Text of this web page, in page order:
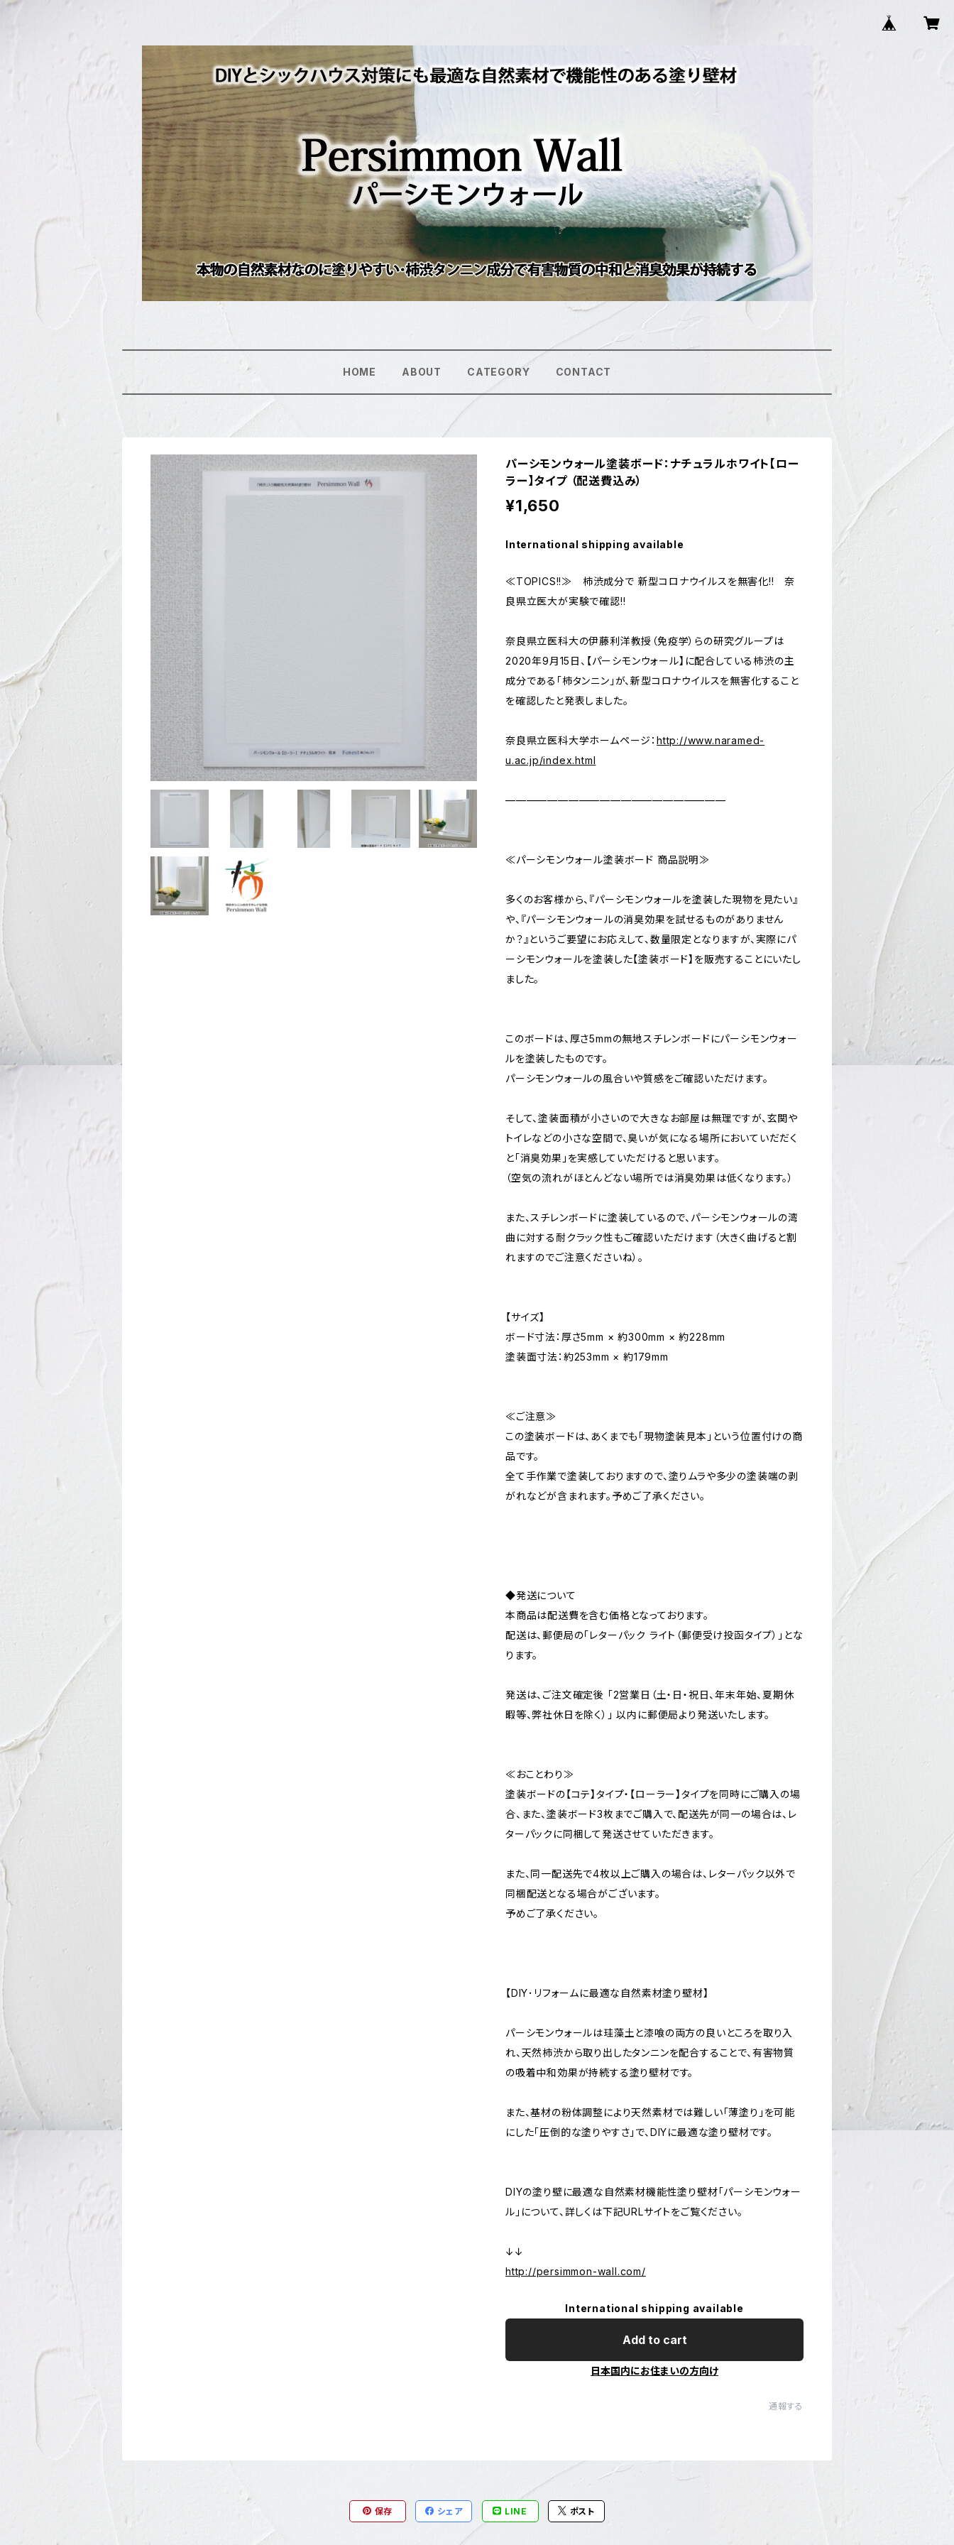
HOME ABOUT CATEGORY CONTACT
パーシモンウォール塗装ボード：ナチュラルホワイト【ロー
ラー】タイプ （配送費込み）
¥1,650
International shipping available
≪TOPICS!!≫ 柿渋成分で 新型コロナウイルスを無害化!! 奈
良県立医大が実験で確認!!
奈良県立医科大の伊藤利洋教授（免疫学）らの研究グループは
2020年9月15日、【パーシモンウォール】に配合している柿渋の主
成分である「柿タンニン」が、新型コロナウイルスを無害化すること
を確認したと発表しました。
奈良県立医科大学ホームページ：http://www.naramed-
u.ac.jp/index.html
—————————————————————
≪パーシモンウォール塗装ボード 商品説明≫
多くのお客様から、『パーシモンウォールを塗装した現物を見たい』
や、『パーシモンウォールの消臭効果を試せるものがありません
か？』というご要望にお応えして、数量限定となりますが、実際にパ
ーシモンウォールを塗装した【塗装ボード】を販売することにいたし
ました。
このボードは、厚さ5mmの無地スチレンボードにパーシモンウォー
ルを塗装したものです。
パーシモンウォールの風合いや質感をご確認いただけます。
そして、塗装面積が小さいので大きなお部屋は無理ですが、玄関や
トイレなどの小さな空間で、臭いが気になる場所においていだだく
と「消臭効果」を実感していただけると思います。
（空気の流れがほとんどない場所では消臭効果は低くなります。）
また、スチレンボードに塗装しているので、パーシモンウォールの湾
曲に対する耐クラック性もご確認いただけます（大きく曲げると割
れますのでご注意くださいね）。
【サイズ】
ボード寸法：厚さ5mm × 約300mm × 約228mm
塗装面寸法：約253mm × 約179mm
≪ご注意≫
この塗装ボードは、あくまでも「現物塗装見本」という位置付けの商
品です。
全て手作業で塗装しておりますので、塗りムラや多少の塗装端の剥
がれなどが含まれます。予めご了承ください。
◆発送について
本商品は配送費を含む価格となっております。
配送は、郵便局の「レターパック ライト（郵便受け投函タイプ）」とな
ります。
発送は、ご注文確定後 「2営業日（土・日・祝日、年末年始、夏期休
暇等、弊社休日を除く）」 以内に郵便局より発送いたします。
≪おことわり≫
塗装ボードの【コテ】タイプ・【ローラー】タイプを同時にご購入の場
合、また、塗装ボード3枚までご購入で、配送先が同一の場合は、レ
ターパックに同梱して発送させていただきます。
また、同一配送先で4枚以上ご購入の場合は、レターパック以外で
同梱配送となる場合がございます。
予めご了承ください。
【DIY･リフォームに最適な自然素材塗り壁材】
パーシモンウォールは珪藻土と漆喰の両方の良いところを取り入
れ、天然柿渋から取り出したタンニンを配合することで、有害物質
の吸着中和効果が持続する塗り壁材です。
また、基材の粉体調整により天然素材では難しい「薄塗り」を可能
にした「圧倒的な塗りやすさ」で、DIYに最適な塗り壁材です。
DIYの塗り壁に最適な自然素材機能性塗り壁材「パーシモンウォー
ル」について、詳しくは下記URLサイトをご覧ください。
↓↓
http://persimmon-wall.com/
International shipping available
Add to cart
日本国内にお住まいの方向け
通報する
保存 シェア LINE ポスト